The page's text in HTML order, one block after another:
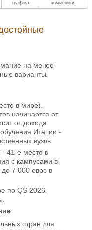
графика
комьюнити.
на менее
варианты.
в мире).
начинается от
от дохода
Италии -
вузов.
- 41-е место в
с кампусами в
7 000 евро в
по QS 2026,
стран для